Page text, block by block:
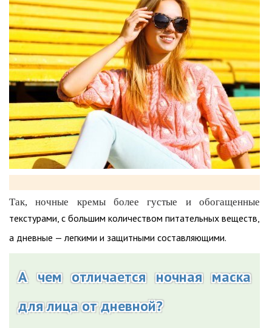
Так, ночные кремы более густые и обогащенные
текстурами, с большим количеством питательных веществ,
а дневные — легкими и защитными составляющими.
А чем отличается ночная маска
для лица от дневной?